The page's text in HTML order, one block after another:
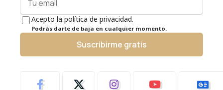
Acepto la política de privacidad.
Podrás darte de baja en cualquier momento.
Suscribirme gratis